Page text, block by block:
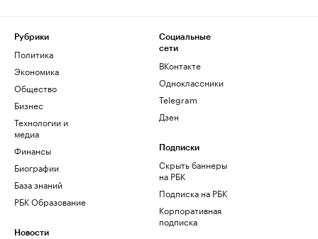
Рубрики
Политика
Экономика
Общество
Бизнес
Технологии и
медиа
Финансы
Биографии
База знаний
РБК Образование
Новости
Социальные
сети
ВКонтакте
Одноклассники
Telegram
Дзен
Подписки
Скрыть баннеры
на РБК
Подписка на РБК
Корпоративная
подписка